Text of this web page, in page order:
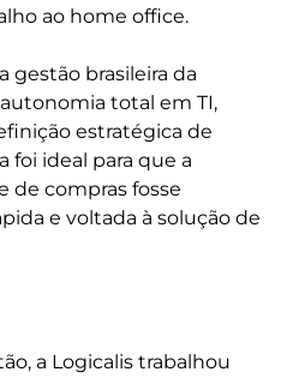
ao home office.
gestão brasileira da
total em TI,
estratégica de
foi ideal para que a
de compras fosse
e voltada à solução de
a Logicalis trabalhou